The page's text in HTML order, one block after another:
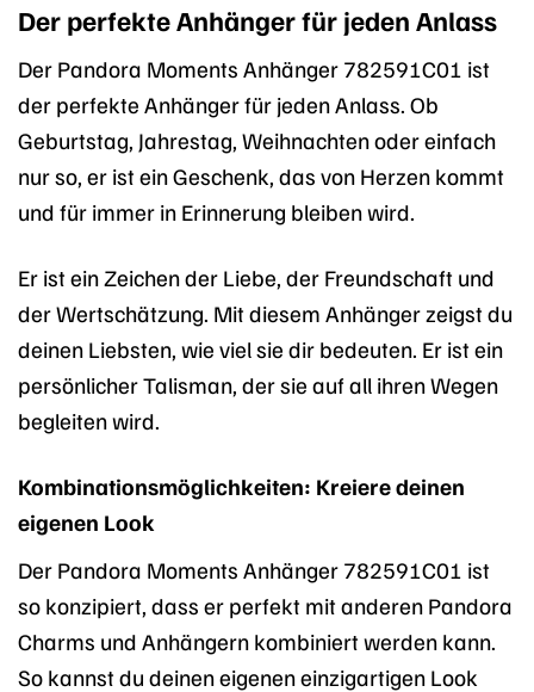
Der perfekte Anhänger für jeden Anlass
Der Pandora Moments Anhänger 782591C01 ist
der perfekte Anhänger für jeden Anlass. Ob
Geburtstag, Jahrestag, Weihnachten oder einfach
nur so, er ist ein Geschenk, das von Herzen kommt
und für immer in Erinnerung bleiben wird.
Er ist ein Zeichen der Liebe, der Freundschaft und
der Wertschätzung. Mit diesem Anhänger zeigst du
deinen Liebsten, wie viel sie dir bedeuten. Er ist ein
persönlicher Talisman, der sie auf all ihren Wegen
begleiten wird.
Kombinationsmöglichkeiten: Kreiere deinen
eigenen Look
Der Pandora Moments Anhänger 782591C01 ist
so konzipiert, dass er perfekt mit anderen Pandora
Charms und Anhängern kombiniert werden kann.
So kannst du deinen eigenen einzigartigen Look